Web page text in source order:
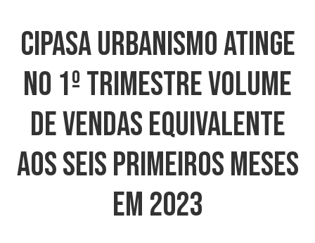
Cipasa Urbanismo Atinge
No 1º Trimestre Volume
De Vendas Equivalente
Aos Seis Primeiros Meses
Em 2023